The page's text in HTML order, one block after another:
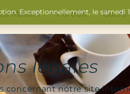
La Maison Portrait Cours
légales
concernant notre site
Exceptionnellement, le samedi